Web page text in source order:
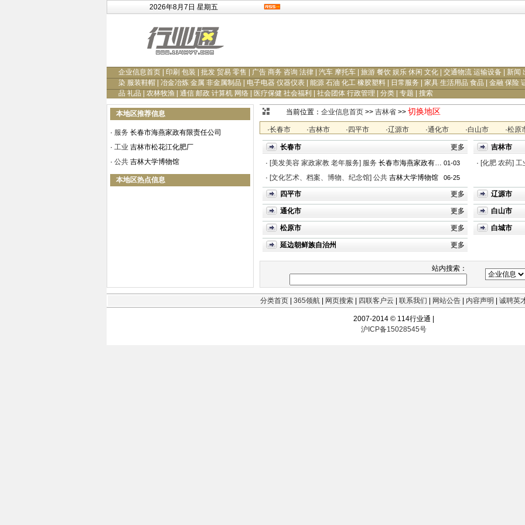
2026年8月7日 星期五
企业信息首页 印刷 包装 批发 贸易 零售 广告 商务 咨询 法律 汽车 摩托车 旅游 餐饮 娱乐 休闲 文化 交通物流 运输设备
新闻
染 服装鞋帽
冶金冶炼 金属 非金属制品 电子电器 仪器仪表 能源 石油 化工 橡胶塑料 日常服务 家具 生活用品 食品
金融 保险
品 礼品
农林牧渔 通信 邮政 计算机 网络 医疗保健 社会福利 社会团体 行政管理 分类 专题 搜索
本地区推荐信息
· 服务 长春市海燕家政有限责任公司
· 工业 吉林市松花江化肥厂
· 公共 吉林大学博物馆
本地区热点信息
当前位置： 企业信息首页 >> 吉林省 >> 切换地区
·长春市 ·吉林市 · 四平市 ·辽源市 ·通化市 ·白山市 ·松原
长春市 更多
01-03
· [美发美容 家政家教 老年服务] 服务 长春市海燕家政有限责...
06-25
· [文化艺术、档案、博物、纪念馆] 公共 吉林大学博物馆
吉林市
· [化肥 农药] 工
四平市 更多 辽源市
通化市 更多 白山市
松原市 更多 白城市
延边朝鲜族自治州 更多
站内搜索：
分类首页 365领航 网页搜索 四联客户云 联系我们 网站公告 内容声明 诚聘英
2007-2014 © 114行业通 |
沪ICP备15028545号